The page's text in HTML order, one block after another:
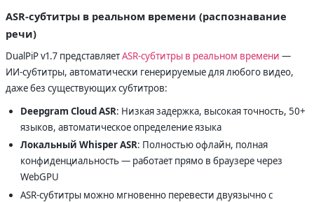
ASR-субтитры в реальном времени (распознавание
речи)
DualPiP v1.7 представляетASR-субтитры в реальном времени —
ИИ-субтитры, автоматически генерируемые для любого видео,
даже без существующих субтитров:
Deepgram Cloud ASR: Низкая задержка, высокая точность, 50+
языков, автоматическое определение языка
Локальный Whisper ASR: Полностью офлайн, полная
конфиденциальность — работает прямо в браузере через
WebGPU
ASR-субтитры можно мгновенно перевести двуязычно с